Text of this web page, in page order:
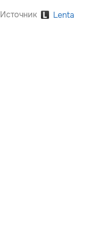
Источник Lenta